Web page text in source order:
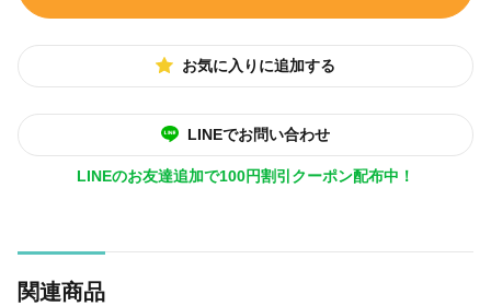
お気に入りに追加する
LINEでお問い合わせ
LINEのお友達追加で100円割引クーポン配布中！
関連商品